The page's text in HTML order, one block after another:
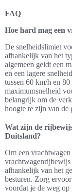
FAQ
Hoe hard mag een
De snelheidslimiet
afhankelijk van het
algemeen geldt een
en een lagere
tussen 60 km/h en
maximumsnelheid
belangrijk om de
hoogte te zijn van de
Wat zijn de
Duitsland?
Om een
afhankelijk van het
besturen. Zorg
voordat je de weg op